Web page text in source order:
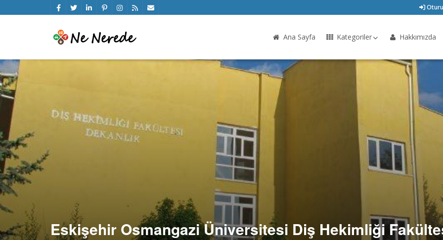
Ana Sayfa Kategoriler Hakkımızda
Eskişehir Osmangazi Üniversitesi Diş Hekimliği